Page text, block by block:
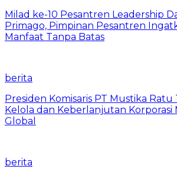
Milad ke-10 Pesantren Leadership
Primago, Pimpinan Pesantren
Manfaat Tanpa Batas
berita
Presiden Komisaris PT Mustika Ratu
Kelola dan Keberlanjutan Korporasi
Global
berita